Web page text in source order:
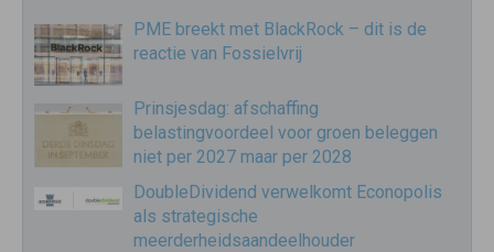
PME breekt met BlackRock – dit is de
reactie van Fossielvrij
Prinsjesdag: afschaffing
belastingvoordeel voor groen beleggen
niet per 2027 maar per 2028
DoubleDividend verwelkomt Econopolis
als strategische
meerderheidsaandeelhouder